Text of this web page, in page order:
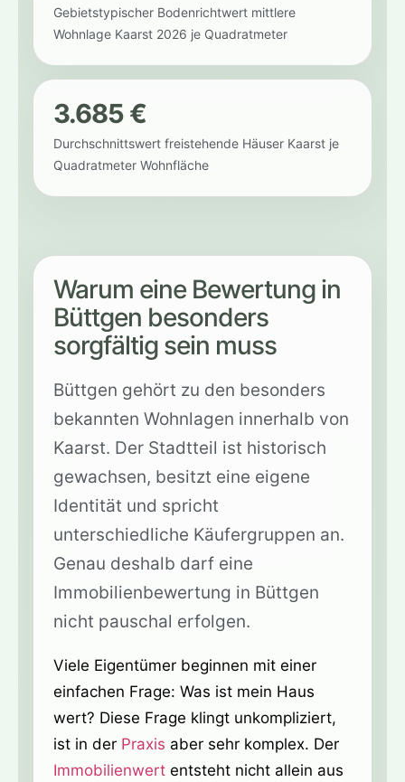
Gebietstypischer Bodenrichtwert mittlere
Wohnlage Kaarst 2026 je Quadratmeter
3.685 €
Durchschnittswert freistehende Häuser Kaarst je
Quadratmeter Wohnfläche
Warum eine Bewertung in
Büttgen besonders
sorgfältig sein muss
Büttgen gehört zu den besonders
bekannten Wohnlagen innerhalb von
Kaarst. Der Stadtteil ist historisch
gewachsen, besitzt eine eigene
Identität und spricht
unterschiedliche Käufergruppen an.
Genau deshalb darf eine
Immobilienbewertung in Büttgen
nicht pauschal erfolgen.
Viele Eigentümer beginnen mit einer
einfachen Frage: Was ist mein Haus
wert? Diese Frage klingt unkompliziert,
ist in der Praxis aber sehr komplex. Der
Immobilienwert entsteht nicht allein aus